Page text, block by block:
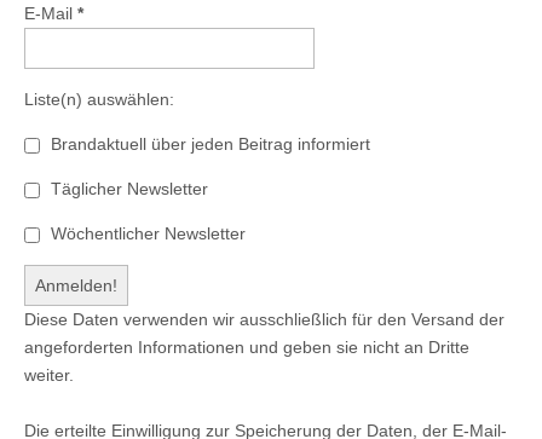
E-Mail *
Liste(n) auswählen:
Brandaktuell über jeden Beitrag informiert
Täglicher Newsletter
Wöchentlicher Newsletter
Diese Daten verwenden wir ausschließlich für den Versand der
angeforderten Informationen und geben sie nicht an Dritte
weiter.
Die erteilte Einwilligung zur Speicherung der Daten, der E-Mail-